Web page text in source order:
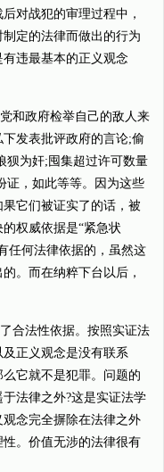
对战犯的审理过程中，
定的法律而做出的行为
违最基本的正义观念
政府检举自己的敌人来
发表批评政府的言论;偷
狈为奸;囤集超过许可数量
证，如此等等。因为这些
它们被证实了的话，被
权威依据是“紧急状
任何法律依据的，虽然这
。而在纳粹下台以后，
法性依据。按照实证法
正义观念是没有联系
它就不是犯罪。问题的
法律之外?这是实证法学
念完全摒除在法律之外
。价值无涉的法律很有